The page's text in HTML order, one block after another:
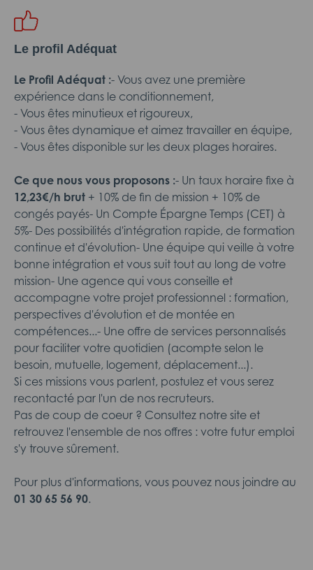
Le profil Adéquat
Le Profil Adéquat :- Vous avez une première
expérience dans le conditionnement,
- Vous êtes minutieux et rigoureux,
- Vous êtes dynamique et aimez travailler en équipe,
- Vous êtes disponible sur les deux plages horaires.
Ce que nous vous proposons :- Un taux horaire fixe à
12,23€/h brut + 10% de fin de mission + 10% de
congés payés- Un Compte Épargne Temps (CET) à
5%- Des possibilités d'intégration rapide, de formation
continue et d'évolution- Une équipe qui veille à votre
bonne intégration et vous suit tout au long de votre
mission- Une agence qui vous conseille et
accompagne votre projet professionnel : formation,
perspectives d'évolution et de montée en
compétences...- Une offre de services personnalisés
pour faciliter votre quotidien (acompte selon le
besoin, mutuelle, logement, déplacement...).
Si ces missions vous parlent, postulez et vous serez
recontacté par l'un de nos recruteurs.
Pas de coup de coeur ? Consultez notre site et
retrouvez l'ensemble de nos offres : votre futur emploi
s'y trouve sûrement.
Pour plus d'informations, vous pouvez nous joindre au
01 30 65 56 90.